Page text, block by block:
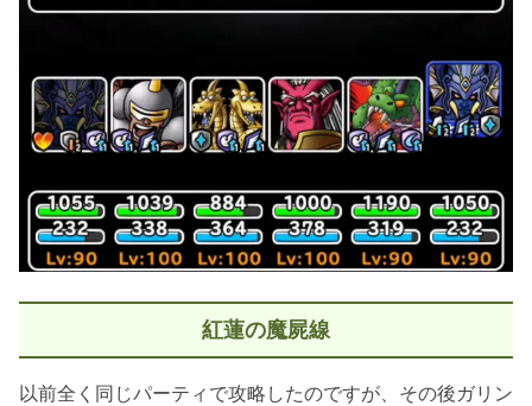
紅蓮の魔屍線
以前全く同じパーティで攻略したのですが、その後ガリン